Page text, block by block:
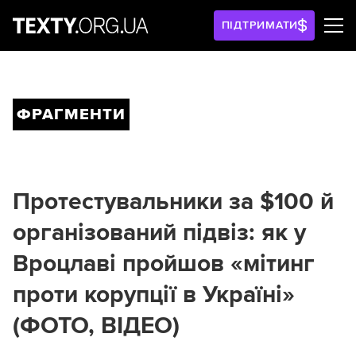
ПІДТРИМАТИ
ФРАГМЕНТИ
Протестувальники за $100 й
організований підвіз: як у
Вроцлаві пройшов «мітинг
проти корупції в Україні»
(ФОТО, ВІДЕО)